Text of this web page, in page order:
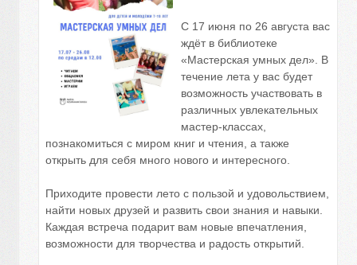
С 17 июня по 26 августа вас
ждёт в библиотеке
«Мастерская умных дел». В
течение лета у вас будет
возможность участвовать в
различных увлекательных
мастер-классах,
познакомиться с миром книг и чтения, а также
открыть для себя много нового и интересного.
Приходите провести лето с пользой и удовольствием,
найти новых друзей и развить свои знания и навыки.
Каждая встреча подарит вам новые впечатления,
возможности для творчества и радость открытий.